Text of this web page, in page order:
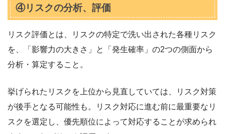
④リスクの分析、評価
リスク評価とは、リスクの特定で洗い出された各種リスク
を、「影響力の大きさ」と「発生確率」の2つの側面から
分析・算定すること。
挙げられたリスクを上位から見直していては、リスク対策
が後手となる可能性も。リスク対応に進む前に最重要なリ
スクを選定し、優先順位によって対応することが求められ